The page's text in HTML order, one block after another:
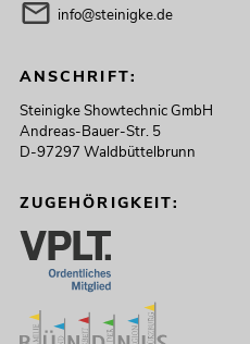
info@steinigke.de
ANSCHRIFT:
Steinigke Showtechnic GmbH
Andreas-Bauer-Str. 5
D-97297 Waldbüttelbrunn
ZUGEHÖRIGKEIT: